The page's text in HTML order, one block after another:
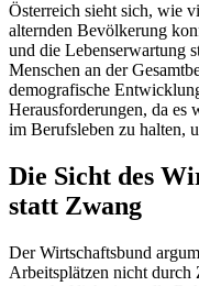
Österreich sieht sich, wie
alternden Bevölkerung
und die Lebenserwartung
Menschen an der
demografische
Herausforderungen, da es
im Berufsleben zu halten,
Die Sicht des
statt Zwang
Der Wirtschaftsbund
Arbeitsplätzen nicht durch